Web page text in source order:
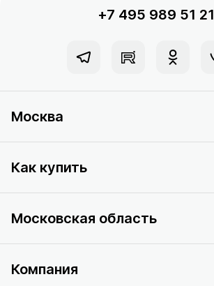
+7 495 989 51 21
Москва
Как купить
Московская область
Компания